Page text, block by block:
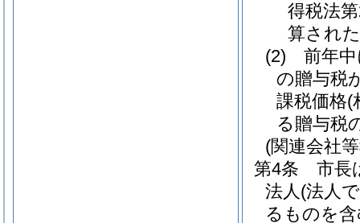
得税法
算され
(2)
前年
の贈与税
課税価格(
る贈与税
(関連会社
第4条
市長
法人(法人
るものを